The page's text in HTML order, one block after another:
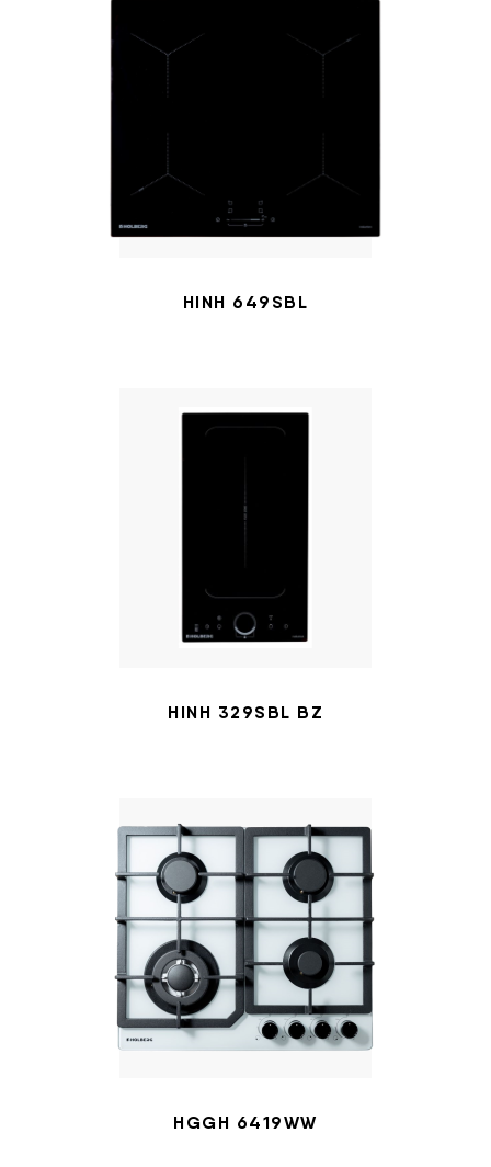
HINH 649SBL
HINH 329SBL BZ
HGGH 6419WW